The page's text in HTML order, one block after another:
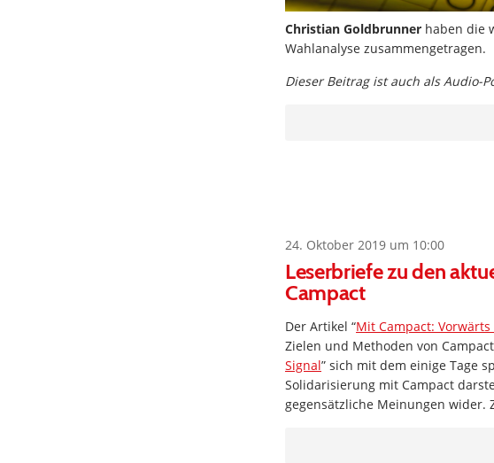
Christian Goldbrunner haben die
Wahlanalyse zusammengetragen.
Dieser Beitrag ist auch als Audio-
24. Oktober 2019 um 10:00
Leserbriefe zu den
Campact
Der Artikel “Mit Campact:
Zielen und Methoden von
Signal” sich mit dem einige Tage
Solidarisierung mit Campact
gegensätzliche Meinungen wider.